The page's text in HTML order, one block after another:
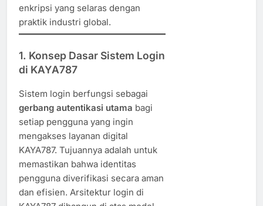
enkripsi yang selaras dengan
praktik industri global.
1. Konsep Dasar Sistem Login
di KAYA787
Sistem login berfungsi sebagai
gerbang autentikasi utama bagi
setiap pengguna yang ingin
mengakses layanan digital
KAYA787. Tujuannya adalah untuk
memastikan bahwa identitas
pengguna diverifikasi secara aman
dan efisien. Arsitektur login di